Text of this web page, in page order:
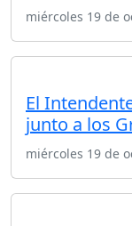
miércoles 19 de
El
junto a los
miércoles 19 de